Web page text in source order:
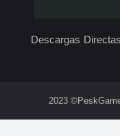
Descargas
2023